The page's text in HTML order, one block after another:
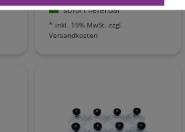
sofort lieferbar
* inkl. 19% MwSt. zzgl.
Versandkosten